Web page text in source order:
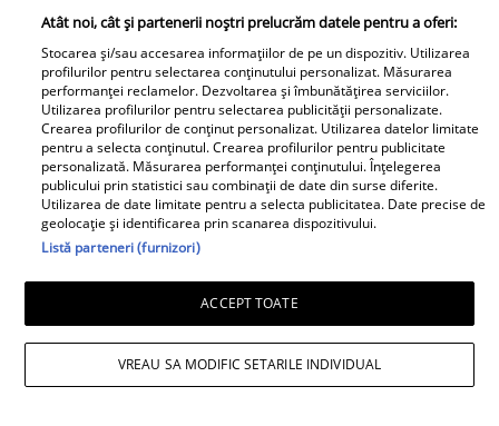
Mesaj emoționant pentru Denisa
Atât noi, cât și partenerii noștri prelucrăm datele pentru a oferi:
Stocarea și/sau accesarea informațiilor de pe un dispozitiv. Utilizarea
profilurilor pentru selectarea conținutului personalizat. Măsurarea
performanței reclamelor. Dezvoltarea și îmbunătățirea serviciilor.
Utilizarea profilurilor pentru selectarea publicității personalizate.
Crearea profilurilor de conținut personalizat. Utilizarea datelor limitate
pentru a selecta conținutul. Crearea profilurilor pentru publicitate
personalizată. Măsurarea performanței conținutului. Înțelegerea
publicului prin statistici sau combinații de date din surse diferite.
Utilizarea de date limitate pentru a selecta publicitatea. Date precise de
geolocație și identificarea prin scanarea dispozitivului.
Listă parteneri (furnizori)
ACCEPT TOATE
VREAU SA MODIFIC SETARILE INDIVIDUAL